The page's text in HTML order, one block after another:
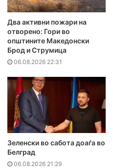
Два активни пожари на
отворено: Гори во
општините Македонски
Брод и Струмица
06.08.2026 22:31
Зеленски во сабота доаѓа во
Белград
06.08.2026 21:29